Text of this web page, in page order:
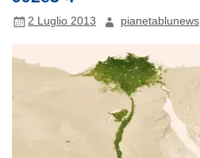
2 Luglio 2013 pianetablunews